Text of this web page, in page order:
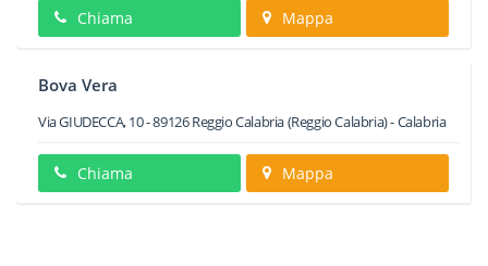
Chiama Mappa
Bova Vera
Via GIUDECCA, 10-89126Reggio Calabria(Reggio Calabria) -Calabria
Chiama Mappa